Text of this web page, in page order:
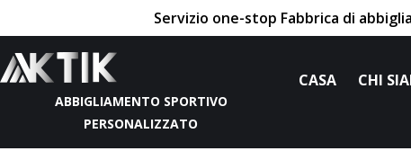
Servizio one-stop Fabbrica di
ABBIGLIAMENTO SPORTIVO
PERSONALIZZATO
CASA CHI